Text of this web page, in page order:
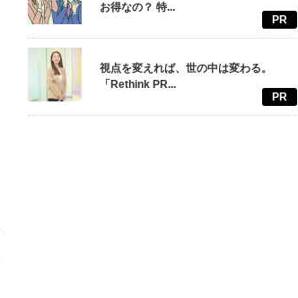
お得なの？ 特...
PR
視点を変えれば、世の中は変わる。
「Rethink PR...
PR